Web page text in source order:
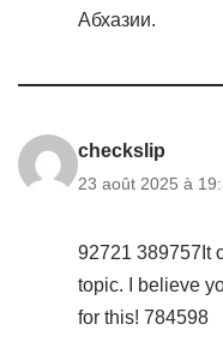
Абхазии.
checkslip
23 août 2025 à
92721 389757It
topic. I believe
for this! 784598